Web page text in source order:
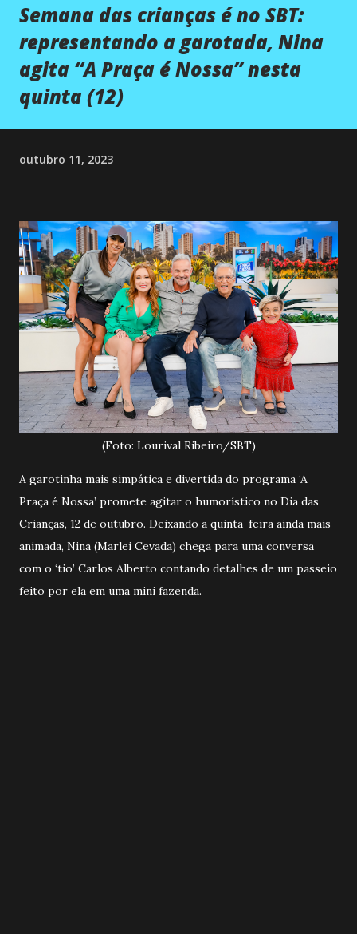
Semana das crianças é no SBT:
representando a garotada, Nina
agita “A Praça é Nossa” nesta
quinta (12)
outubro 11, 2023
(Foto: Lourival Ribeiro/SBT)
A garotinha mais simpática e divertida do programa ‘A
Praça é Nossa’ promete agitar o humorístico no Dia das
Crianças, 12 de outubro. Deixando a quinta-feira ainda mais
animada, Nina (Marlei Cevada) chega para uma conversa
com o ‘tio’ Carlos Alberto contando detalhes de um passeio
feito por ela em uma mini fazenda.